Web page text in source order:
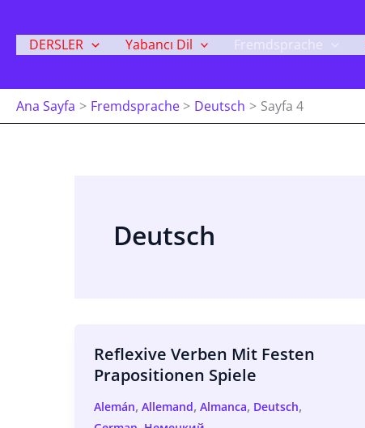
Atla
DERSLER Yabancı Dil Fremdsprache
Ana Sayfa Fremdsprache Deutsch Sayfa 4
Deutsch
Reflexive Verben Mit Festen
Prapositionen Spiele
Alemán, Allemand, Almanca, Deutsch,